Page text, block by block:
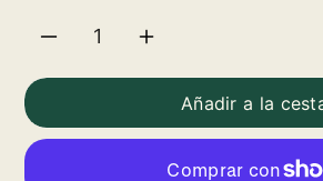
cantidad
para
Añadir a la